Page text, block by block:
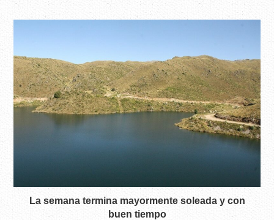
La semana termina mayormente soleada y con
buen tiempo